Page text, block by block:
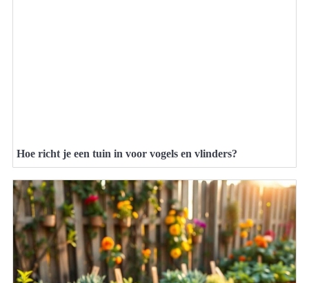
Hoe richt je een tuin in voor vogels en vlinders?